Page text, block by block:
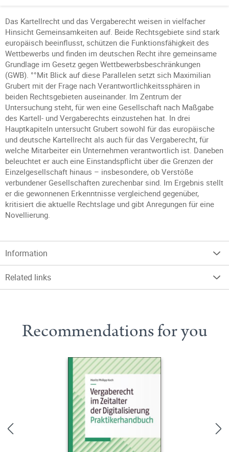
Das Kartellrecht und das Vergaberecht weisen in vielfacher
Hinsicht Gemeinsamkeiten auf. Beide Rechtsgebiete sind stark
europäisch beeinflusst, schützen die Funktionsfähigkeit des
Wettbewerbs und finden im deutschen Recht ihre gemeinsame
Grundlage im Gesetz gegen Wettbewerbsbeschränkungen
(GWB). °°Mit Blick auf diese Parallelen setzt sich Maximilian
Grubert mit der Frage nach Verantwortlichkeitssphären in
beiden Rechtsgebieten auseinander. Im Zentrum der
Untersuchung steht, für wen eine Gesellschaft nach Maßgabe
des Kartell- und Vergaberechts einzustehen hat. In drei
Hauptkapiteln untersucht Grubert sowohl für das europäische
und deutsche Kartellrecht als auch für das Vergaberecht, für
welche Mitarbeiter ein Unternehmen verantwortlich ist. Daneben
beleuchtet er auch eine Einstandspflicht über die Grenzen der
Einzelgesellschaft hinaus – insbesondere, ob Verstöße
verbundener Gesellschaften zurechenbar sind. Im Ergebnis stellt
er die gewonnenen Erkenntnisse vergleichend gegenüber,
kritisiert die aktuelle Rechtslage und gibt Anregungen für eine
Novellierung.
Information
Related links
Recommendations for you